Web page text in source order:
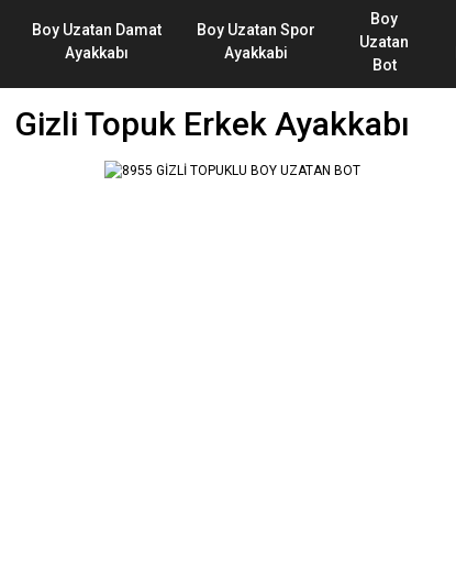
Boy Uzatan Damat
Ayakkabı
Boy Uzatan Spor
Ayakkabi
Boy
Uzatan
Bot
Gizli Topuk Erkek Ayakkabı